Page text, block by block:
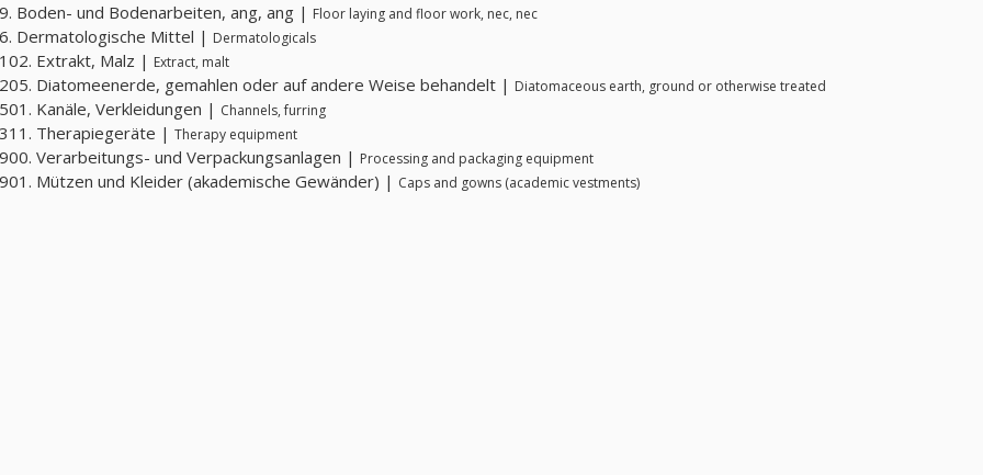
Boden- und Bodenarbeiten, ang, ang | Floor laying and floor work, nec, nec
Dermatologische Mittel | Dermatologicals
Extrakt, Malz | Extract, malt
Diatomeenerde, gemahlen oder auf andere Weise behandelt | Diatomaceous earth, ground or otherwise treated
Kanäle, Verkleidungen | Channels, furring
Therapiegeräte | Therapy equipment
Verarbeitungs- und Verpackungsanlagen | Processing and packaging equipment
Mützen und Kleider (akademische Gewänder) | Caps and gowns (academic vestments)